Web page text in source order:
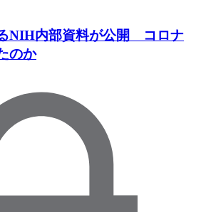
NIH内部資料が公開 コロナ
のか